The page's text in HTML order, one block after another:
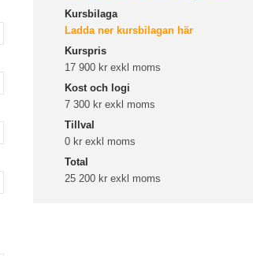
Kursbilaga
Ladda ner kursbilagan här
Kurspris
17 900 kr exkl moms
Kost och logi
7 300 kr exkl moms
Tillval
0 kr exkl moms
Total
25 200 kr exkl moms